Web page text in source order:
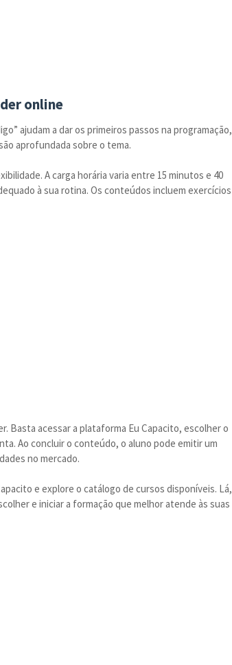
online
ajudam a dar os primeiros passos na programação,
aprofundada sobre o tema.
A carga horária varia entre 15 minutos e 40
à sua rotina. Os conteúdos incluem exercícios
Basta acessar a plataforma Eu Capacito, escolher o
Ao concluir o conteúdo, o aluno pode emitir um
no mercado.
e explore o catálogo de cursos disponíveis. Lá,
e iniciar a formação que melhor atende às suas